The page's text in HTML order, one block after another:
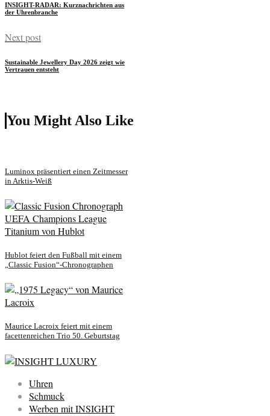
INSIGHT-RADAR: Kurznachrichten aus
der Uhrenbranche
Next post
Sustainable Jewellery Day 2026 zeigt wie
Vertrauen entsteht
You Might Also Like
Luminox präsentiert einen Zeitmesser
in Arktis-Weiß
Hublot feiert den Fußball mit einem
„Classic Fusion“-Chronographen
Maurice Lacroix feiert mit einem
facettenreichen Trio 50. Geburtstag
Uhren
Schmuck
Werben mit INSIGHT